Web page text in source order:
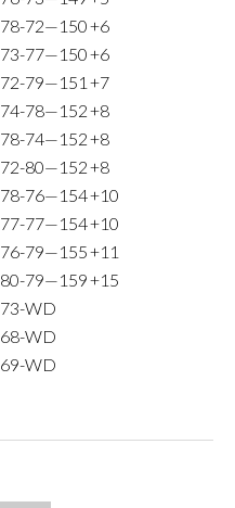
78-72—150+6
73-77—150+6
72-79—151 +7
74-78—152+8
78-74—152+8
72-80—152+8
78-76—154+10
77-77—154+10
76-79—155+11
80-79—159+15
73-WD
68-WD
69-WD